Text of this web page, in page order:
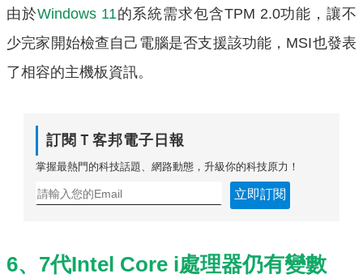
由於Windows 11的系統需求包含TPM 2.0功能，讓不
少完家開始檢查自己電腦是否支援該功能，MSI也發表
了相容的主機板資訊。
訂閱Ｔ客邦電子日報
掌握最熱門的科技話題、網路動態，升級你的科技原力！
立即訂閱
6、7代Intel Core i處理器仍有變數